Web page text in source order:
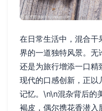
在日常生活中，混合干
界的一道独特风景。无
还是为旅行增添一口精
现代的口感创新，正以
记忆。\n\n混杂背后的
褐皮，偶尔携花香潜入